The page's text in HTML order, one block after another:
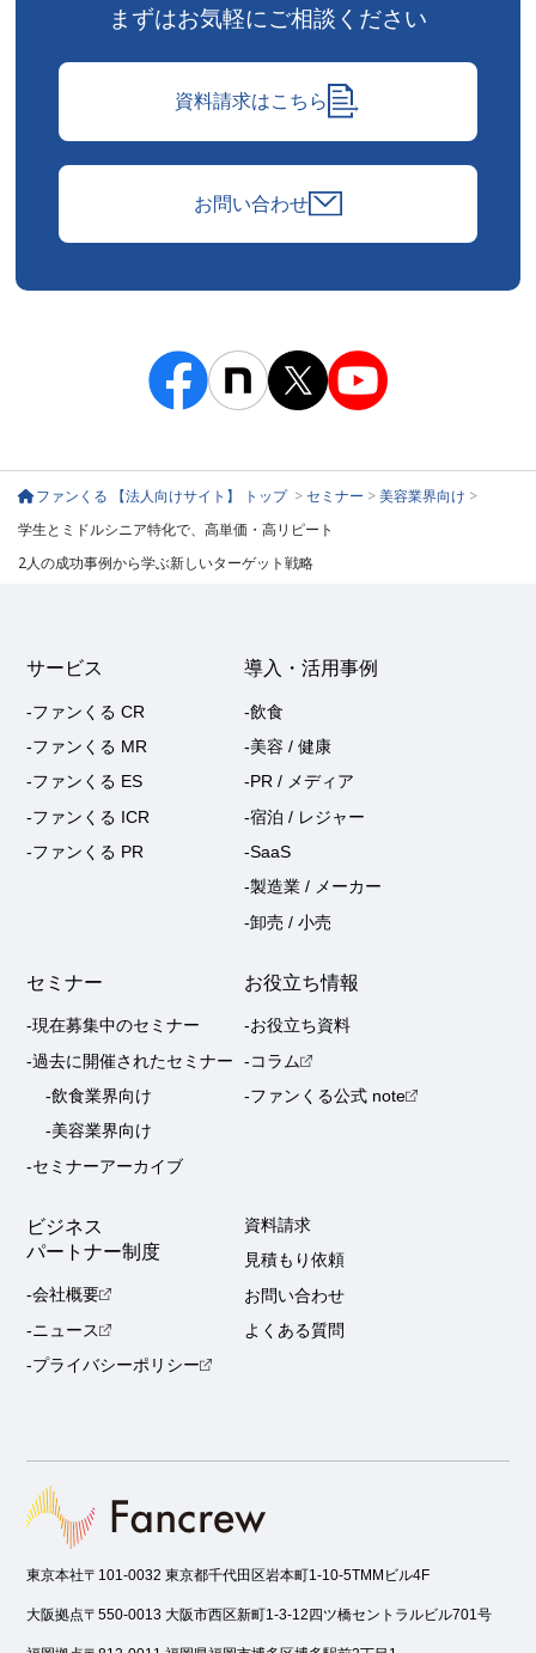
まずはお気軽にご相談ください
資料請求はこちら
お問い合わせ
ファンくる 【法人向けサイト】 トップ >セミナー >美容業界向け >
学生とミドルシニア特化で、高単価・高リピート
2人の成功事例から学ぶ新しいターゲット戦略
サービス
-ファンくる CR
-ファンくる MR
-ファンくる ES
-ファンくる ICR
-ファンくる PR
導入・活用事例
-飲食
-美容 / 健康
-PR / メディア
-宿泊 / レジャー
-SaaS
-製造業 / メーカー
-卸売 / 小売
セミナー
-現在募集中のセミナー
-過去に開催されたセミナー
-飲食業界向け
-美容業界向け
-セミナーアーカイブ
お役立ち情報
-お役立ち資料
-コラム
-ファンくる公式 note
ビジネス
パートナー制度
-会社概要
-ニュース
-プライバシーポリシー
資料請求
見積もり依頼
お問い合わせ
よくある質問
東京本社〒101-0032 東京都千代田区岩本町1-10-5TMMビル4F
大阪拠点〒550-0013 大阪市西区新町1-3-12四ツ橋セントラルビル701号